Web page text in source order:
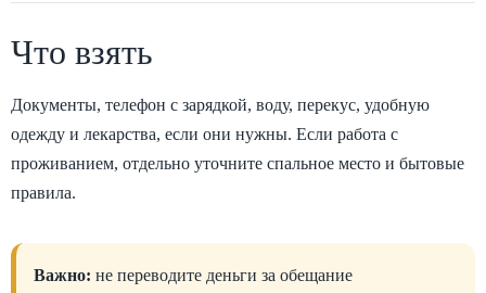
Что взять
Документы, телефон с зарядкой, воду, перекус, удобную
одежду и лекарства, если они нужны. Если работа с
проживанием, отдельно уточните спальное место и бытовые
правила.
Важно: не переводите деньги за обещание